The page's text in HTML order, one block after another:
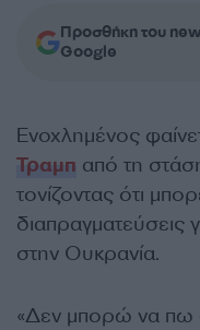
Προσθήκη του
Google
Ενοχλημένος
Τραμπ από τη
τονίζοντας ότι
διαπραγματεύσεις
στην Ουκρανία.
«Δεν μπορώ να πω